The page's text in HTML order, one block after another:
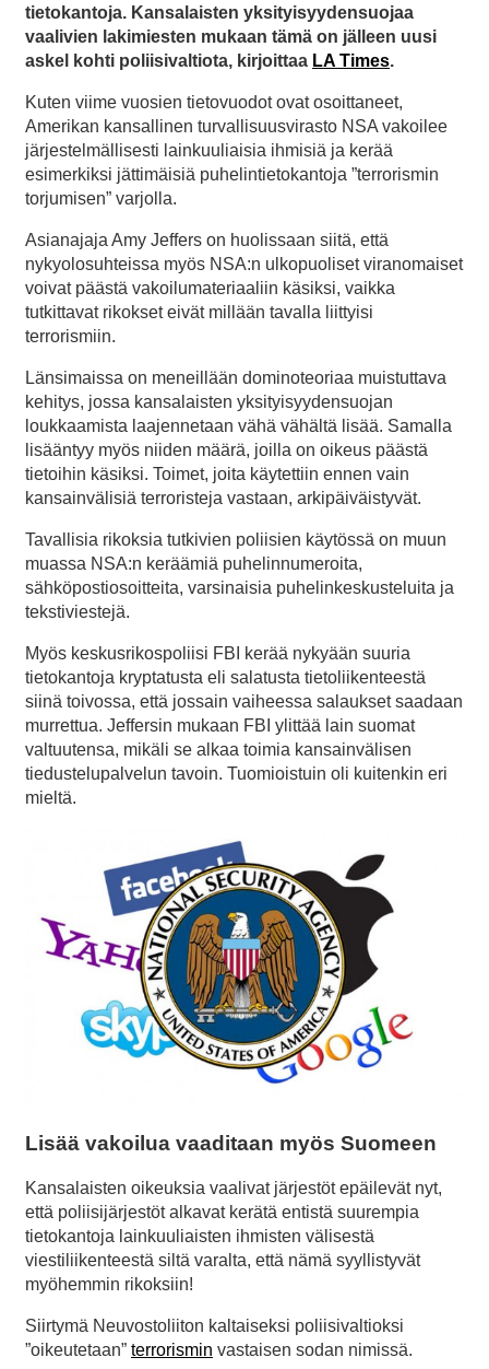
tietokantoja. Kansalaisten yksityisyydensuojaa
vaalivien lakimiesten mukaan tämä on jälleen uusi
askel kohti poliisivaltiota, kirjoittaa LA Times.
Kuten viime vuosien tietovuodot ovat osoittaneet,
Amerikan kansallinen turvallisuusvirasto NSA vakoilee
järjestelmällisesti lainkuuliaisia ihmisiä ja kerää
esimerkiksi jättimäisiä puhelintietokantoja ”terrorismin
torjumisen” varjolla.
Asianajaja Amy Jeffers on huolissaan siitä, että
nykyolosuhteissa myös NSA:n ulkopuoliset viranomaiset
voivat päästä vakoilumateriaaliin käsiksi, vaikka
tutkittavat rikokset eivät millään tavalla liittyisi
terrorismiin.
Länsimaissa on meneillään dominoteoriaa muistuttava
kehitys, jossa kansalaisten yksityisyydensuojan
loukkaamista laajennetaan vähä vähältä lisää. Samalla
lisääntyy myös niiden määrä, joilla on oikeus päästä
tietoihin käsiksi. Toimet, joita käytettiin ennen vain
kansainvälisiä terroristeja vastaan, arkipäiväistyvät.
Tavallisia rikoksia tutkivien poliisien käytössä on muun
muassa NSA:n keräämiä puhelinnumeroita,
sähköpostiosoitteita, varsinaisia puhelinkeskusteluita ja
tekstiviestejä.
Myös keskusrikospoliisi FBI kerää nykyään suuria
tietokantoja kryptatusta eli salatusta tietoliikenteestä
siinä toivossa, että jossain vaiheessa salaukset saadaan
murrettua. Jeffersin mukaan FBI ylittää lain suomat
valtuutensa, mikäli se alkaa toimia kansainvälisen
tiedustelupalvelun tavoin. Tuomioistuin oli kuitenkin eri
mieltä.
Lisää vakoilua vaaditaan myös Suomeen
Kansalaisten oikeuksia vaalivat järjestöt epäilevät nyt,
että poliisijärjestöt alkavat kerätä entistä suurempia
tietokantoja lainkuuliaisten ihmisten välisestä
viestiliikenteestä siltä varalta, että nämä syyllistyvät
myöhemmin rikoksiin!
Siirtymä Neuvostoliiton kaltaiseksi poliisivaltioksi
”oikeutetaan” terrorismin vastaisen sodan nimissä.